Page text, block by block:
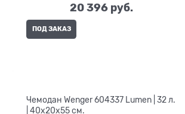
20 396 руб.
ПОД ЗАКАЗ
Чемодан Wenger 604337 Lumen | 32 л.
| 40x20x55 см.